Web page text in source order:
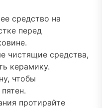
средство на
перед
чистящие средства,
керамику.
чтобы
протирайте